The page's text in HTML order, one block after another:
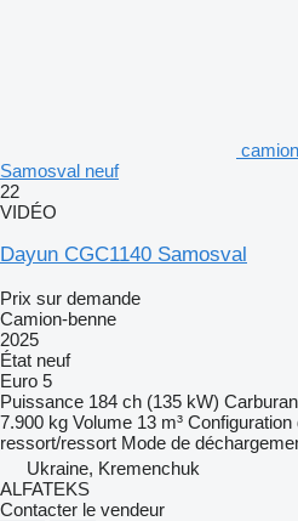
Samosval neuf
22
VIDÉO
Dayun CGC1140 Samosval
Prix sur demande
Camion-benne
2025
État neuf
Euro 5
Puissance 184 ch (135 kW)
7.900 kg Volume 13 m³ Configuration
ressort/ressort Mode de
Ukraine, Kremenchuk
ALFATEKS
Contacter le vendeur